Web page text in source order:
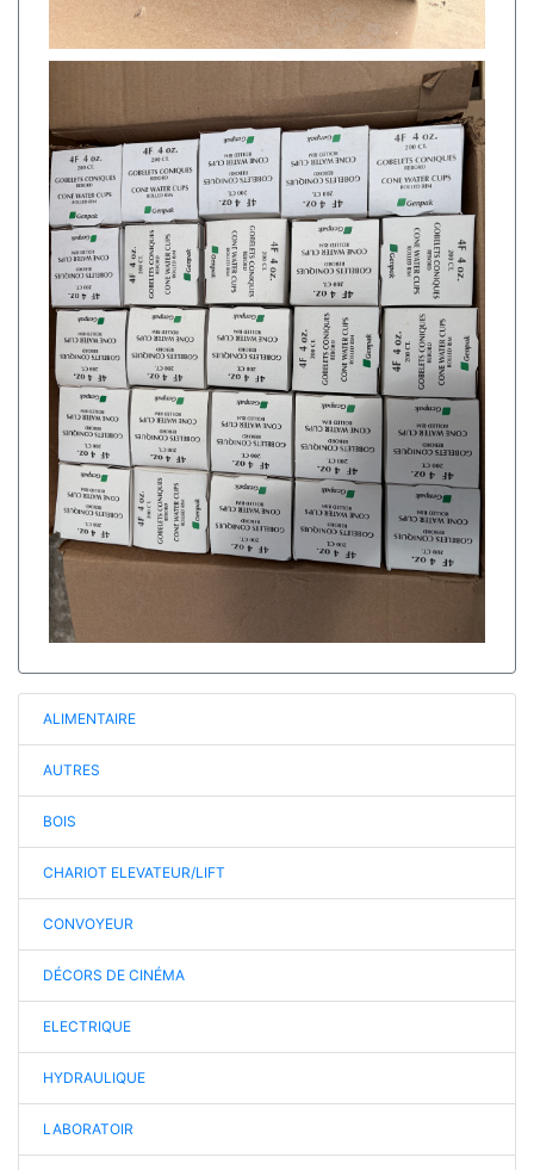
ALIMENTAIRE
AUTRES
BOIS
CHARIOT ELEVATEUR/LIFT
CONVOYEUR
DÉCORS DE CINÉMA
ELECTRIQUE
HYDRAULIQUE
LABORATOIR